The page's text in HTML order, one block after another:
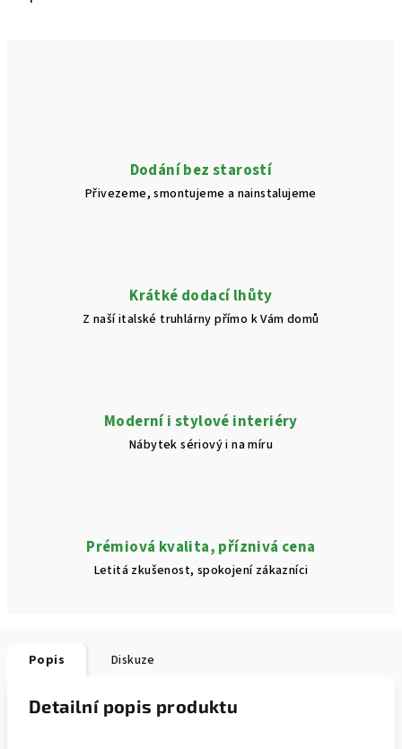
Dodání bez starostí
Přivezeme, smontujeme a nainstalujeme
Krátké dodací lhůty
Z naší italské truhlárny přímo k Vám domů
Moderní i stylové interiéry
Nábytek sériový i na míru
Prémiová kvalita, příznivá cena
Letitá zkušenost, spokojení zákazníci
Popis Diskuze
Detailní popis produktu